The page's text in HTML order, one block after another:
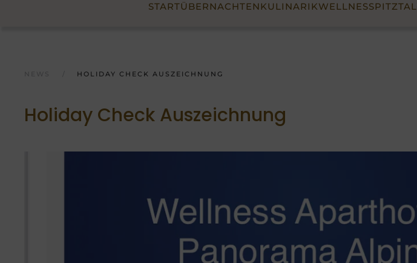
STARTÜBERNACHTENKULINARIKWELLNESSPITZTAL
HOLIDAY CHECK AUSZEICHNUNG
Holiday Check Auszeichnung